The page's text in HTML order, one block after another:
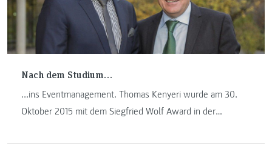
Nach dem Studium…
...ins Eventmanagement. Thomas Kenyeri wurde am 30.
Oktober 2015 mit dem Siegfried Wolf Award in der